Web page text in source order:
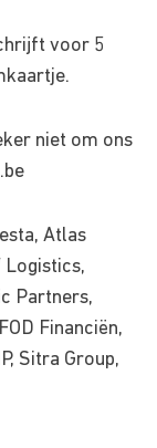
voor 5
niet om ons
Atlas
Logistics,
Partners,
Financiën,
Sitra Group,